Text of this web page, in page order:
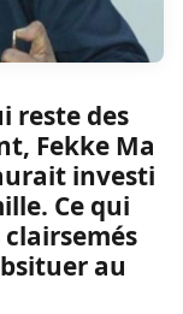
reste des
Fekke Ma
investi
Ce qui
clairsemés
au